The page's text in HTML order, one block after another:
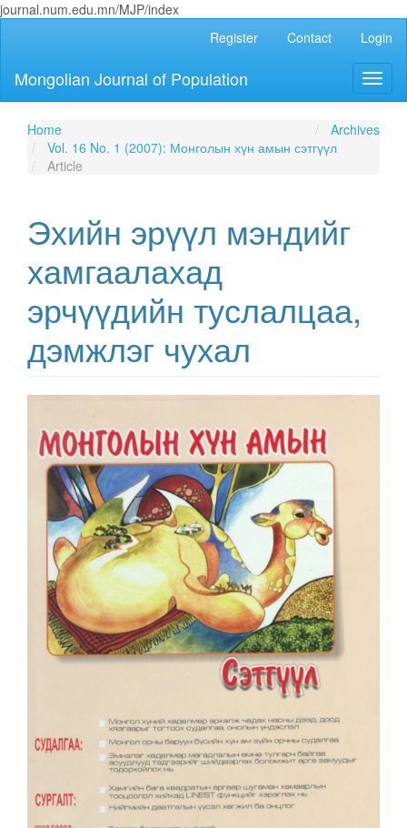
journal.num.edu.mn/MJP/index
Content
Sidebar
Register Contact Login
Mongolian Journal of Population
Home
Archives
Vol. 16 No. 1 (2007): Монголын хүн амын сэтгүүл
Article
Эхийн эрүүл мэндийг
хамгаалахад
эрчүүдийн туслалцаа,
дэмжлэг чухал
Article
Sidebar